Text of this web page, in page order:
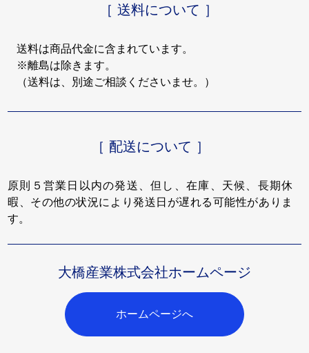
［ 送料について ］
送料は商品代金に含まれています。
※離島は除きます。
（送料は、別途ご相談くださいませ。）
［ 配送について ］
原則５営業日以内の発送、但し、在庫、天候、長期休
暇、その他の状況により発送日が遅れる可能性がありま
す。
大橋産業株式会社ホームページ
ホームページへ